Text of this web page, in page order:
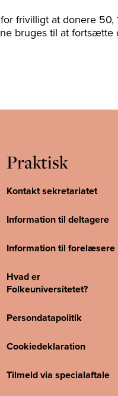
frivilligt at donere
bruges til at fortsætte
Praktisk
Kontakt sekretariatet
Information til deltagere
Information til forelæsere
Hvad er
Folkeuniversitetet?
Persondatapolitik
Cookiedeklaration
Tilmeld via specialaftale